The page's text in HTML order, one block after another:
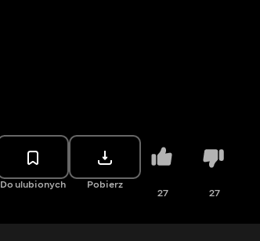
Do ulubionych Pobierz
27 27